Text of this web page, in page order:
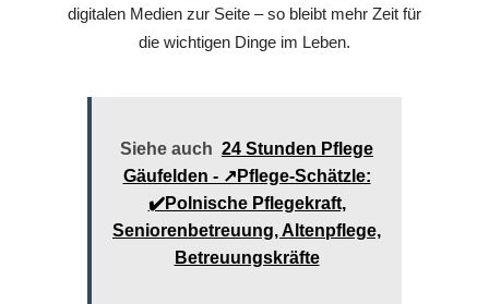
digitalen Medien zur Seite – so bleibt mehr Zeit für
die wichtigen Dinge im Leben.
Siehe auch 24 Stunden Pflege
Gäufelden - ↗️Pflege-Schätzle:
✔️Polnische Pflegekraft,
Seniorenbetreuung, Altenpflege,
Betreuungskräfte